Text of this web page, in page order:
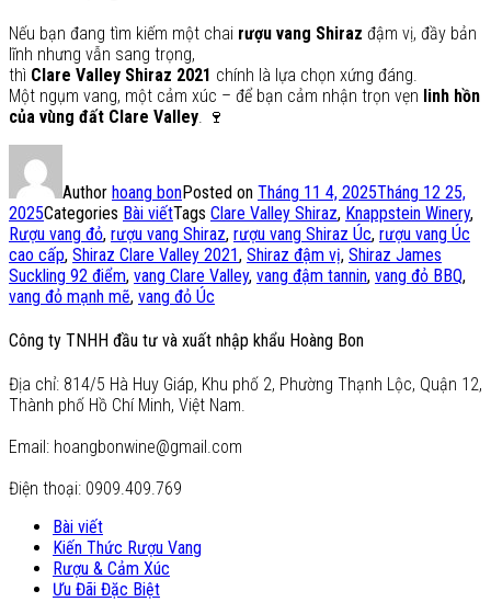
Nếu bạn đang tìm kiếm một chai rượu vang Shiraz đậm vị, đầy bản
lĩnh nhưng vẫn sang trọng,
thì Clare Valley Shiraz 2021 chính là lựa chọn xứng đáng.
Một ngụm vang, một cảm xúc – để bạn cảm nhận trọn vẹn linh hồn
của vùng đất Clare Valley . 🍷
Author hoang bonPosted on Tháng 11 4, 2025Tháng 12 25,
2025Categories Bài viếtTags Clare Valley Shiraz, Knappstein Winery,
Rượu vang đỏ, rượu vang Shiraz, rượu vang Shiraz Úc, rượu vang Úc
cao cấp, Shiraz Clare Valley 2021, Shiraz đậm vị, Shiraz James
Suckling 92 điểm, vang Clare Valley, vang đậm tannin, vang đỏ BBQ,
vang đỏ mạnh mẽ, vang đỏ Úc
Công ty TNHH đầu tư và xuất nhập khẩu Hoàng Bon
Địa chỉ: 814/5 Hà Huy Giáp, Khu phố 2, Phường Thạnh Lộc, Quận 12,
Thành phố Hồ Chí Minh, Việt Nam.
Email: hoangbonwine@gmail.com
Điện thoại: 0909.409.769
Bài viết
Kiến Thức Rượu Vang
Rượu & Cảm Xúc
Ưu Đãi Đặc Biệt